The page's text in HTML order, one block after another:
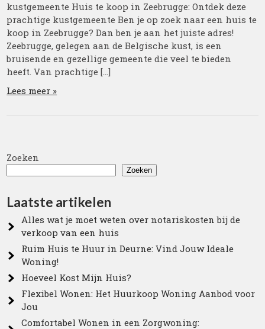
kustgemeente Huis te koop in Zeebrugge: Ontdek deze
prachtige kustgemeente Ben je op zoek naar een huis te
koop in Zeebrugge? Dan ben je aan het juiste adres!
Zeebrugge, gelegen aan de Belgische kust, is een
bruisende en gezellige gemeente die veel te bieden
heeft. Van prachtige […]
Lees meer »
Zoeken
Zoeken
Laatste artikelen
Alles wat je moet weten over notariskosten bij de
verkoop van een huis
Ruim Huis te Huur in Deurne: Vind Jouw Ideale
Woning!
Hoeveel Kost Mijn Huis?
Flexibel Wonen: Het Huurkoop Woning Aanbod voor
Jou
Comfortabel Wonen in een Zorgwoning: